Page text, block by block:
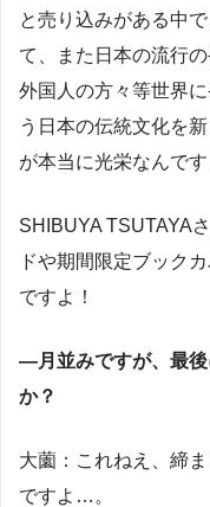
と売り込みがある中
て、また日本の流行
外国人の方々等世界
う日本の伝統文化を
が本当に光栄なんです
SHIBUYA TSUTAYA
ドや期間限定ブック
ですよ！
―月並みですが、最後
か？
大薗：これねえ、締
ですよ…。